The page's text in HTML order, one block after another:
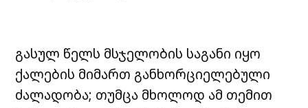
გასულ წელს მსჯელობის საგანი იყო
ქალების მიმართ განხორციელებული
ძალადობა; თუმცა მხოლოდ ამ თემით